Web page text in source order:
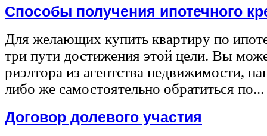
Способы получения ипотечного
Для желающих купить квартиру по
три пути достижения этой цели. Вы
риэлтора из агентства недвижимости,
либо же самостоятельно обратиться по...
Договор долевого участия